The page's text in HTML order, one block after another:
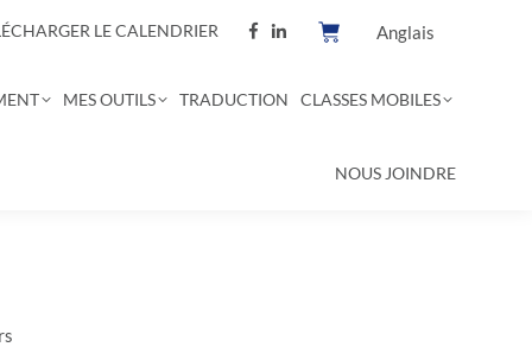
LE CALENDRIER Anglais
MES OUTILS TRADUCTION CLASSES MOBILES
NOUS JOINDRE